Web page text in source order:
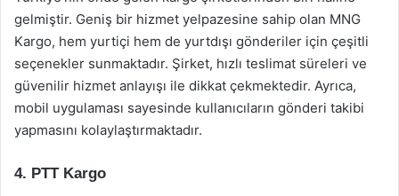
gelmiştir. Geniş bir hizmet yelpazesine sahip olan MNG
Kargo, hem yurtiçi hem de yurtdışı gönderiler için çeşitli
seçenekler sunmaktadır. Şirket, hızlı teslimat süreleri ve
güvenilir hizmet anlayışı ile dikkat çekmektedir. Ayrıca,
mobil uygulaması sayesinde kullanıcıların gönderi takibi
yapmasını kolaylaştırmaktadır.
4. PTT Kargo